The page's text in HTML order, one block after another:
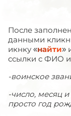
После
данными
икнку «найти»
ссылки с ФИО
-воинское
-число, месяц
просто год